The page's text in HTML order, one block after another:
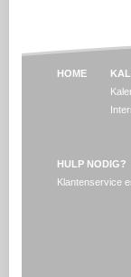
HOME
HULP NODIG?
Klantenservice